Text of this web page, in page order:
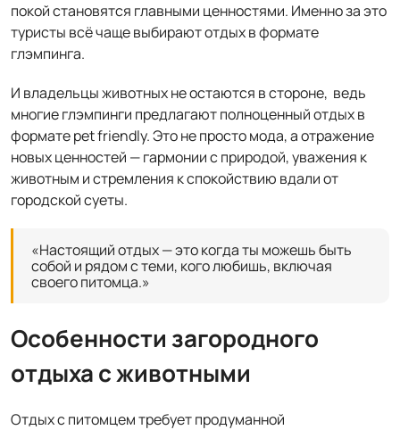
покой становятся главными ценностями. Именно за это
туристы всё чаще выбирают отдых в формате
глэмпинга.
И владельцы животных не остаются в стороне, ведь
многие глэмпинги предлагают полноценный отдых в
формате pet friendly. Это не просто мода, а отражение
новых ценностей — гармонии с природой, уважения к
животным и стремления к спокойствию вдали от
городской суеты.
«Настоящий отдых — это когда ты можешь быть
собой и рядом с теми, кого любишь, включая
своего питомца.»
Особенности загородного
отдыха с животными
Отдых с питомцем требует продуманной